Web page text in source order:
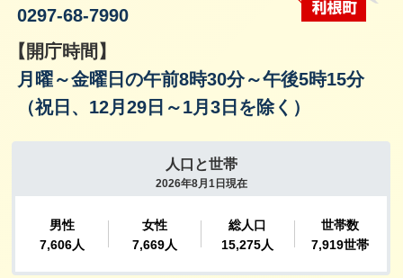
0297-68-7990
【開庁時間】
月曜～金曜日の午前8時30分～午後5時15分
（祝日、12月29日～1月3日を除く）